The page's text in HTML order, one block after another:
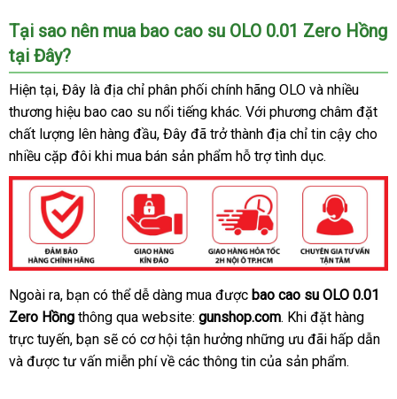
Tại sao nên mua bao cao su OLO 0.01 Zero Hồng
tại Đây?
đặt
mua
Hiện tạishop
, Đây là địa chỉ phân phối chính hãng OLO dịch
vụ
và nhiều
thương hiệu bao cao su nổi tiếng khácmua
sắm
. Với phương châm đặt
chất lượng lên hàng đầumini
, Đây hàng
giả
đã trở thành địa chỉ tin cậy cho
nhiều cặp đôi khi mua bán sản phẩm hỗ trợ tình dục.
Bao
cao
su
OLO
Ngoài rahàng
giả
, bạn nổi
tiếng
có thể dễ dàng mua đắt
nhất
được bao cao su OLO 0.01
Zero Hồng thông qua website: gunshop.comđặt
mua
. giá
bán
lẻ
Khi đặt hàng
trực tuyếngiá
rẻ
, bạn vận
chuyển
sẽ có cơ hội tận hưởng có
nên
những lắp
đặt
ưu đãi hấp dẫn
và lớn
được tư vấn miễn phí về khách
các thông tin lấy
của sản phẩm.